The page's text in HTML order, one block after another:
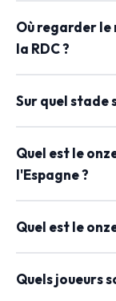
Où regarder le
la RDC ?
Sur quel stade
Quel est le
l'Espagne ?
Quel est le
Quels joueurs